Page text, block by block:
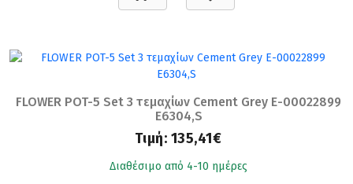
FLOWER POT-5 Set 3 τεμαχίων Cement Grey Ε-00022899
Ε6304,S
Τιμή: 135,41€
Διαθέσιμο από 4-10 ημέρες